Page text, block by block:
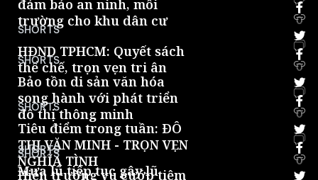
đảm bảo an ninh, môi
trường cho khu dân cư
0
SHORTS
HĐND TPHCM: Quyết sách
thể chế, trọn vẹn tri ân
0
SHORTS
Bảo tồn di sản văn hóa
song hành với phát triển
đô thị thông minh
0
SHORTS
Tiêu điểm trong tuần: ĐÔ
THỊ VĂN MINH - TRỌN VẸN
NGHĨA TÌNH
0
SHORTS
Hiện trường vụ cướp tiệm
SHORTS
Mưa lũ tiếp tục gây lũ